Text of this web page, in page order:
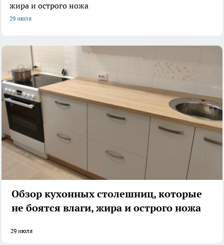
жира и острого ножа
29 июля
Обзор кухонных столешниц, которые
не боятся влаги, жира и острого ножа
29 июля